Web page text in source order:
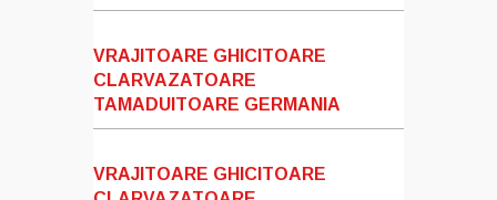
VRAJITOARE GHICITOARE
CLARVAZATOARE
TAMADUITOARE GERMANIA
VRAJITOARE GHICITOARE